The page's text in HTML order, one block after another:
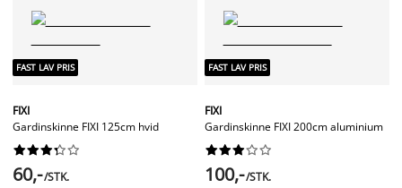
FAST LAV PRIS
FIXI
Gardinskinne FIXI 125cm hvid






60,-/STK.
FAST LAV PRIS
FIXI
Gardinskinne FIXI 200cm aluminium






100,-/STK.